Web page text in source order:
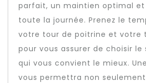
parfait, un maintien optimal
toute la journée. Prenez le
votre tour de poitrine et votre
pour vous assurer de choisir
qui vous convient le mieux.
vous permettra non